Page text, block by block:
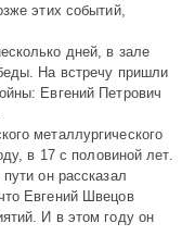
этих событий,
дней, в зале
На встречу пришли
Евгений Петрович
металлургического
в 17 с половиной лет.
он рассказал
Евгений Швецов
И в этом году он